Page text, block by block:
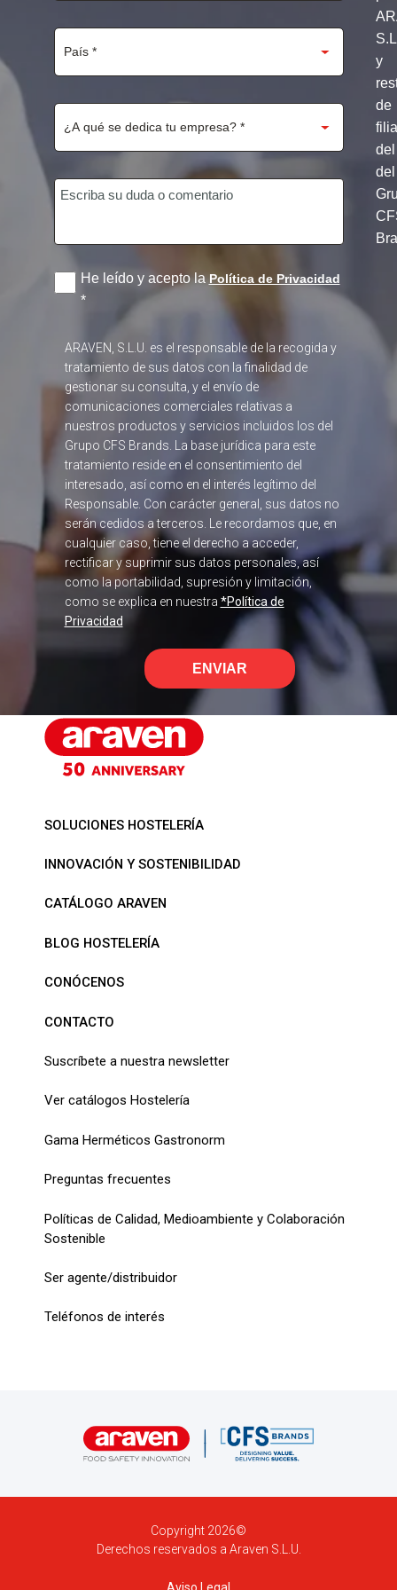
y
de
del
del
He leído y acepto laPolítica de Privacidad
*
ARAVEN, S.L.U. es el responsable de la recogida y
tratamiento de sus datos con la finalidad de
gestionar su consulta, y el envío de
comunicaciones comerciales relativas a
nuestros productos y servicios incluidos los del
Grupo CFS Brands. La base jurídica para este
tratamiento reside en el consentimiento del
interesado, así como en el interés legítimo del
Responsable. Con carácter general, sus datos no
serán cedidos a terceros. Le recordamos que, en
cualquier caso, tiene el derecho a acceder,
rectificar y suprimir sus datos personales, así
como la portabilidad, supresión y limitación,
como se explica en nuestra *Política de
Privacidad
ENVIAR
SOLUCIONES HOSTELERÍA
INNOVACIÓN Y SOSTENIBILIDAD
CATÁLOGO ARAVEN
BLOG HOSTELERÍA
CONÓCENOS
CONTACTO
Suscríbete a nuestra newsletter
Ver catálogos Hostelería
Gama Herméticos Gastronorm
Preguntas frecuentes
Políticas de Calidad, Medioambiente y Colaboración
Sostenible
Ser agente/distribuidor
Teléfonos de interés
Copyright 2026©
Derechos reservados a Araven S.L.U.
Aviso Legal